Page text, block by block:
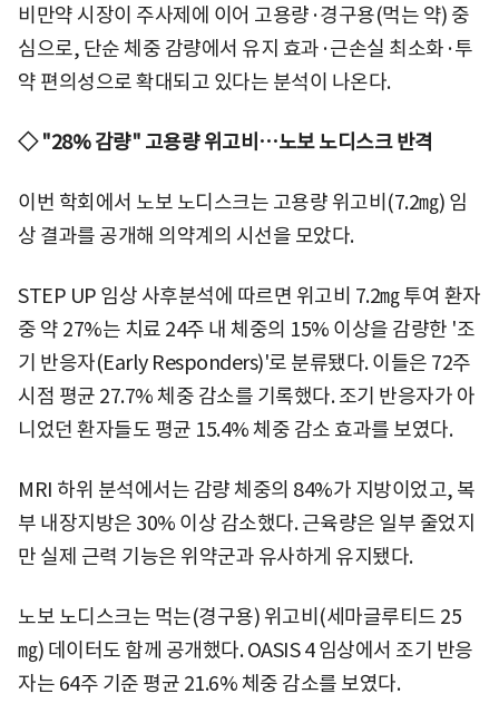
비만약 시장이 주사제에 이어 고용량·경구용(먹는 약) 중
심으로, 단순 체중 감량에서 유지 효과·근손실 최소화·투
약 편의성으로 확대되고 있다는 분석이 나온다.
◇ "28% 감량" 고용량 위고비…노보 노디스크 반격
이번 학회에서 노보 노디스크는 고용량 위고비(7.2㎎) 임
상 결과를 공개해 의약계의 시선을 모았다.
STEP UP 임상 사후분석에 따르면 위고비 7.2㎎ 투여 환자
중 약 27%는 치료 24주 내 체중의 15% 이상을 감량한 '조
기 반응자(Early Responders)'로 분류됐다. 이들은 72주
시점 평균 27.7% 체중 감소를 기록했다. 조기 반응자가 아
니었던 환자들도 평균 15.4% 체중 감소 효과를 보였다.
MRI 하위 분석에서는 감량 체중의 84%가 지방이었고, 복
부 내장지방은 30% 이상 감소했다. 근육량은 일부 줄었지
만 실제 근력 기능은 위약군과 유사하게 유지됐다.
노보 노디스크는 먹는(경구용) 위고비(세마글루티드 25
㎎) 데이터도 함께 공개했다. OASIS 4 임상에서 조기 반응
자는 64주 기준 평균 21.6% 체중 감소를 보였다.